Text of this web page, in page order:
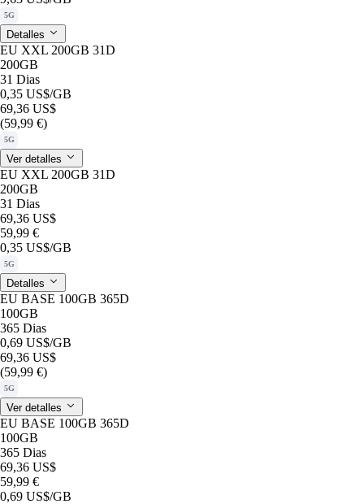
5G
Detalles
EU XXL 200GB 31D
200GB
31 Dias
0,35 US$/GB
69,36 US$
(59,99 €)
5G
Ver detalles
EU XXL 200GB 31D
200GB
31 Dias
69,36 US$
59,99 €
0,35 US$/GB
5G
Detalles
EU BASE 100GB 365D
100GB
365 Dias
0,69 US$/GB
69,36 US$
(59,99 €)
5G
Ver detalles
EU BASE 100GB 365D
100GB
365 Dias
69,36 US$
59,99 €
0,69 US$/GB